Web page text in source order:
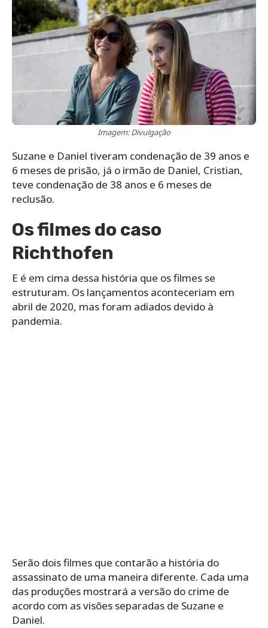
Imagem: Divulgação
Suzane e Daniel tiveram condenação de 39 anos e
6 meses de prisão, já o irmão de Daniel, Cristian,
teve condenação de 38 anos e 6 meses de
reclusão.
Os filmes do caso
Richthofen
E é em cima dessa história que os filmes se
estruturam. Os lançamentos aconteceriam em
abril de 2020, mas foram adiados devido à
pandemia.
Serão dois filmes que contarão a história do
assassinato de uma maneira diferente. Cada uma
das produções mostrará a versão do crime de
acordo com as visões separadas de Suzane e
Daniel.